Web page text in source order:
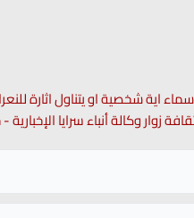
اية شخصية او يتناول اثارة
زوار وكالة أنباء سرايا